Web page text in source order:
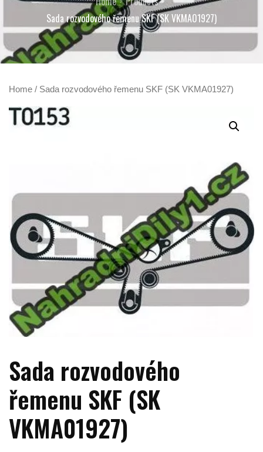
Sada rozvodového řemenu SKF (SK VKMA01927)
Home / Sada rozvodového řemenu SKF (SK VKMA01927)
Sada rozvodového
řemenu SKF (SK
VKMA01927)